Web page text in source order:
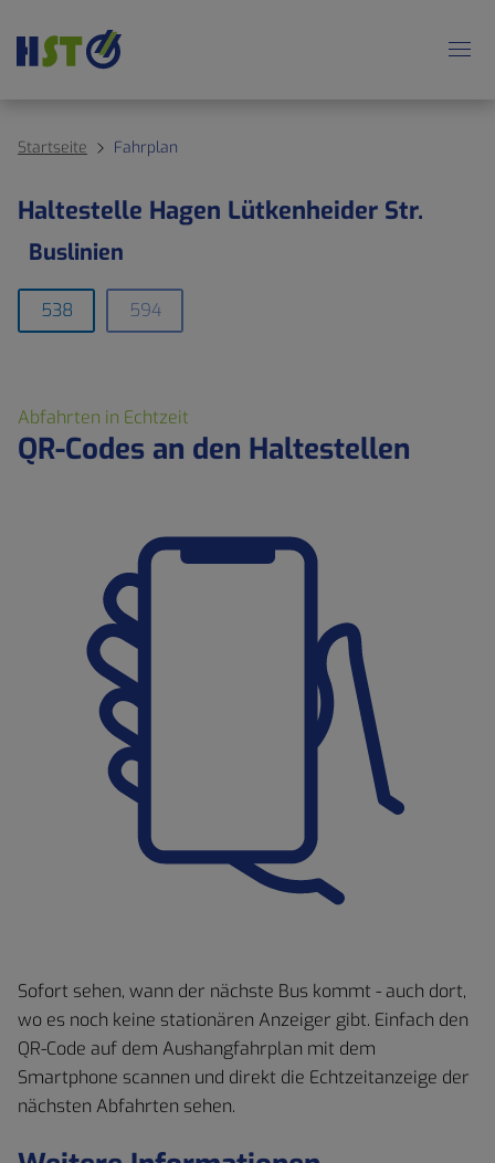
Startseite Fahrplan
Haltestelle Hagen Lütkenheider Str.
Buslinien
538 594
Abfahrten in Echtzeit
QR-Codes an den Haltestellen
Sofort sehen, wann der nächste Bus kommt - auch dort,
wo es noch keine stationären Anzeiger gibt. Einfach den
QR-Code auf dem Aushangfahrplan mit dem
Smartphone scannen und direkt die Echtzeitanzeige der
nächsten Abfahrten sehen.